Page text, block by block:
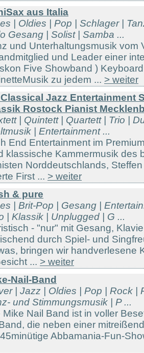
aus Italia
| Oldies | Pop | Schlager |
Gesang | Solist | Samba ...
und Unterhaltungsmusik vom
und Leader einer
Five Showband )
zu jedem ... > weiter
Jazz Entertainment
Rostock Pianist
| Quintett | Quartett | Trio |
| Entertainment ...
End Entertainment im
klassische Kammermusik des
Norddeutschlands,
First ... > weiter
& pure
| Brit-Pop | Gesang |
| Klassik | Unplugged | G ...
- "nur" mit Gesang,
durch Spiel- und
bringen wir handverlesene
... > weiter
Nail-Band
| Jazz | Oldies | Pop | Rock |
und Stimmungsmusik | P ...
Mike Nail Band ist in voller
die neben einer
Abbamania-Fun-